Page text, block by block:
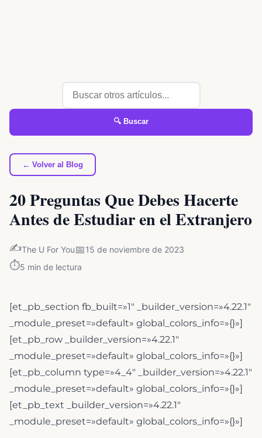
🔍 Buscar
← Volver al Blog
20 Preguntas Que Debes Hacerte
Antes de Estudiar en el Extranjero
✍️The U For You📅15 de noviembre de 2023
⏱️5 min de lectura
[et_pb_section fb_built=»1″ _builder_version=»4.22.1″
_module_preset=»default» global_colors_info=»{}»]
[et_pb_row _builder_version=»4.22.1″
_module_preset=»default» global_colors_info=»{}»]
[et_pb_column type=»4_4″ _builder_version=»4.22.1″
_module_preset=»default» global_colors_info=»{}»]
[et_pb_text _builder_version=»4.22.1″
_module_preset=»default» global_colors_info=»{}»]